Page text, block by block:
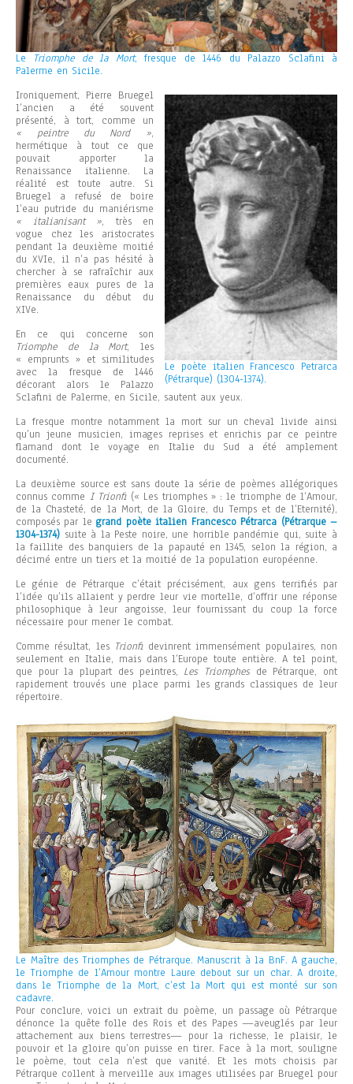
Le Triomphe de la Mort, fresque de 1446 du Palazzo Sclafini à
Palerme en Sicile.
Le poète italien Francesco Petrarca
(Pétrarque) (1304-1374).
Ironiquement, Pierre Bruegel
l’ancien a été souvent
présenté, à tort, comme un
« peintre du Nord »,
hermétique à tout ce que
pouvait apporter la
Renaissance italienne. La
réalité est toute autre. Si
Bruegel a refusé de boire
l’eau putride du maniérisme
« italianisant », très en
vogue chez les aristocrates
pendant la deuxième moitié
du XVIe, il n’a pas hésité à
chercher à se rafraîchir aux
premières eaux pures de la
Renaissance du début du
XIVe.
En ce qui concerne son
Triomphe de la Mort, les
« emprunts » et similitudes
avec la fresque de 1446
décorant alors le Palazzo
Sclafini de Palerme, en Sicile, sautent aux yeux.
La fresque montre notamment la mort sur un cheval livide ainsi
qu’un jeune musicien, images reprises et enrichis par ce peintre
flamand dont le voyage en Italie du Sud a été amplement
documenté.
La deuxième source est sans doute la série de poèmes allégoriques
connus comme I Trionfi(« Les triomphes » : le triomphe de l’Amour,
de la Chasteté, de la Mort, de la Gloire, du Temps et de l’Eternité),
composés par legrand poète italien Francesco Pétrarca (Pétrarque –
1304-1374) suite à la Peste noire, une horrible pandémie qui, suite à
la faillite des banquiers de la papauté en 1345, selon la région, a
décimé entre un tiers et la moitié de la population européenne.
Le génie de Pétrarque c’était précisément, aux gens terrifiés par
l’idée qu’ils allaient y perdre leur vie mortelle, d’offrir une réponse
philosophique à leur angoisse, leur fournissant du coup la force
nécessaire pour mener le combat.
Comme résultat, les Trionfidevinrent immensément populaires, non
seulement en Italie, mais dans l’Europe toute entière. A tel point,
que pour la plupart des peintres, Les Triomphesde Pétrarque, ont
rapidement trouvés une place parmi les grands classiques de leur
répertoire.
Le Maître des Triomphes de Pétrarque. Manuscrit à la BnF. A gauche,
le Triomphe de l’Amour montre Laure debout sur un char. A droite,
dans le Triomphe de la Mort, c’est la Mort qui est monté sur son
cadavre.
Pour conclure, voici un extrait du poème, un passage où Pétrarque
dénonce la quête folle des Rois et des Papes —aveuglés par leur
attachement aux biens terrestres— pour la richesse, le plaisir, le
pouvoir et la gloire qu’on puisse en tirer. Face à la mort, souligne
le poème, tout cela n’est que vanité. Et les mots choisis par
Pétrarque collent à merveille aux images utilisées par Bruegel pour